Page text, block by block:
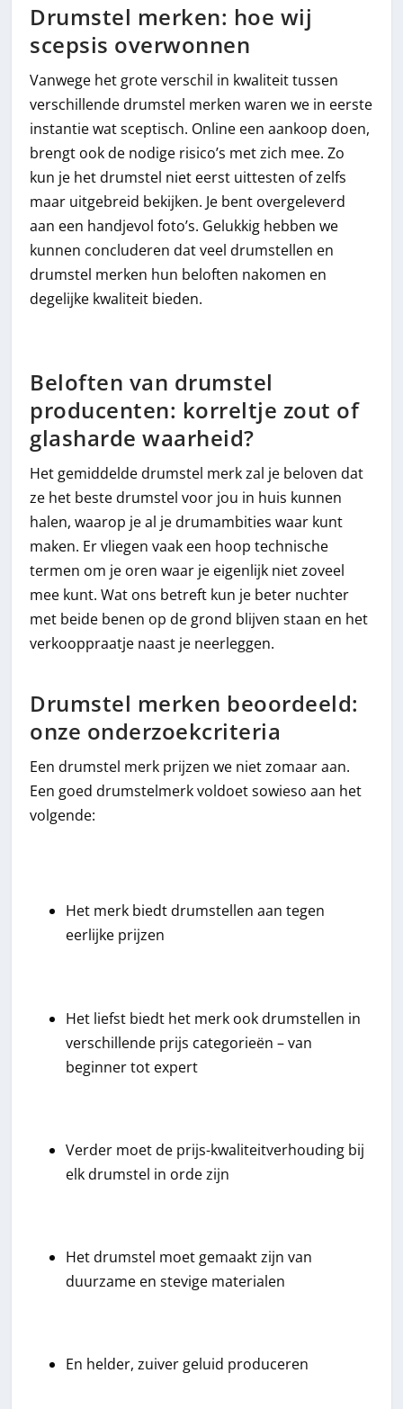
Drumstel merken: hoe wij
scepsis overwonnen
Vanwege het grote verschil in kwaliteit tussen
verschillende drumstel merken waren we in eerste
instantie wat sceptisch. Online een aankoop doen,
brengt ook de nodige risico’s met zich mee. Zo
kun je het drumstel niet eerst uittesten of zelfs
maar uitgebreid bekijken. Je bent overgeleverd
aan een handjevol foto’s. Gelukkig hebben we
kunnen concluderen dat veel drumstellen en
drumstel merken hun beloften nakomen en
degelijke kwaliteit bieden.
Beloften van drumstel
producenten: korreltje zout of
glasharde waarheid?
Het gemiddelde drumstel merk zal je beloven dat
ze het beste drumstel voor jou in huis kunnen
halen, waarop je al je drumambities waar kunt
maken. Er vliegen vaak een hoop technische
termen om je oren waar je eigenlijk niet zoveel
mee kunt. Wat ons betreft kun je beter nuchter
met beide benen op de grond blijven staan en het
verkooppraatje naast je neerleggen.
Drumstel merken beoordeeld:
onze onderzoekcriteria
Een drumstel merk prijzen we niet zomaar aan.
Een goed drumstelmerk voldoet sowieso aan het
volgende:
Het merk biedt drumstellen aan tegen
eerlijke prijzen
Het liefst biedt het merk ook drumstellen in
verschillende prijs categorieën – van
beginner tot expert
Verder moet de prijs-kwaliteitverhouding bij
elk drumstel in orde zijn
Het drumstel moet gemaakt zijn van
duurzame en stevige materialen
En helder, zuiver geluid produceren